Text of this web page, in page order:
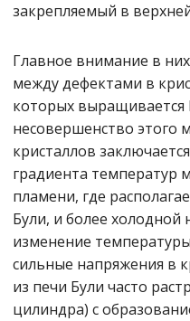
закрепляемый в
Главное внимание в
между дефектами в
которых выращивается
несовершенство этого
кристаллов
градиента температур
пламени, где
Були, и более холодной
изменение
сильные напряжения в
из печи Були часто
цилиндра) с